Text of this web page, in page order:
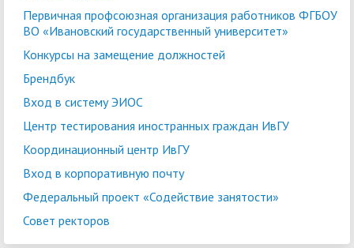
Первичная профсоюзная организация работников ФГБОУ
ВО «Ивановский государственный университет»
Конкурсы на замещение должностей
Брендбук
Вход в систему ЭИОС
Центр тестирования иностранных граждан ИвГУ
Координационный центр ИвГУ
Вход в корпоративную почту
Федеральный проект «Содействие занятости»
Совет ректоров